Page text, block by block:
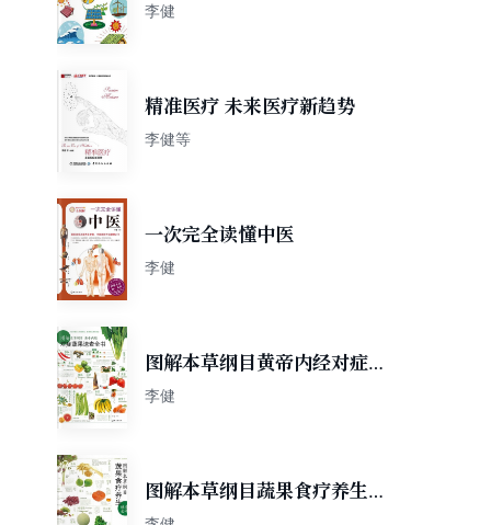
李健
精准医疗 未来医疗新趋势
李健等
一次完全读懂中医
李健
图解本草纲目黄帝内经对症蔬
果速查全书
李健
图解本草纲目蔬果食疗养生速
查全书